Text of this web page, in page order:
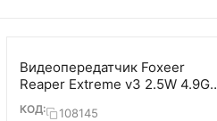
Видеопередатчик Foxeer
Reaper Extreme v3 2.5W 4.9G-
6G 80ch VTx
КОД: 108145